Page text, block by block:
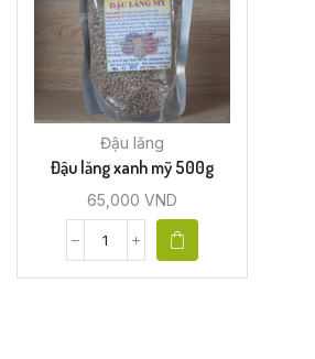
Đậu lăng
Đậu lăng xanh mỹ 500g
65,000 VND